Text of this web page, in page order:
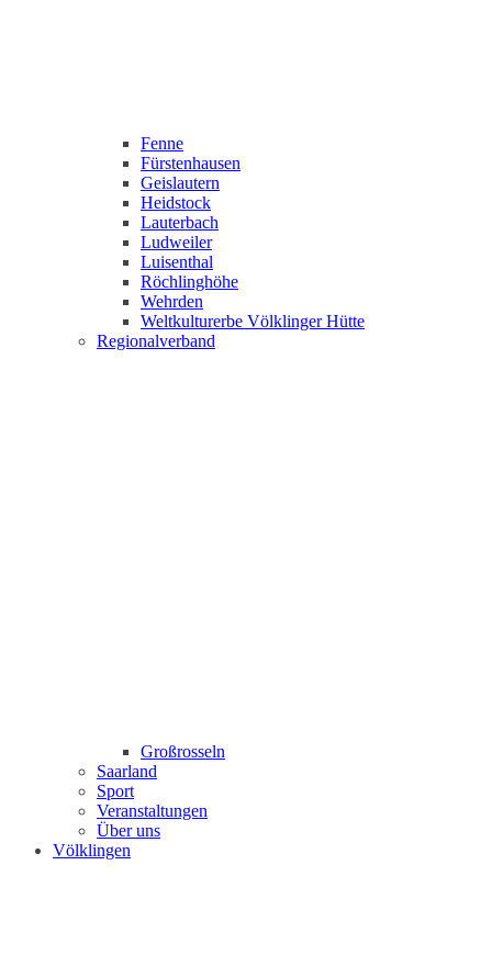
Fenne
Fürstenhausen
Geislautern
Heidstock
Lauterbach
Ludweiler
Luisenthal
Röchlinghöhe
Wehrden
Weltkulturerbe Völklinger Hütte
Regionalverband
Großrosseln
Saarland
Sport
Veranstaltungen
Über uns
Völklingen